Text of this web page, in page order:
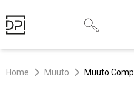
Home Muuto Muuto